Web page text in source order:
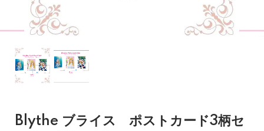
Blythe ブライス ポストカード3柄セ